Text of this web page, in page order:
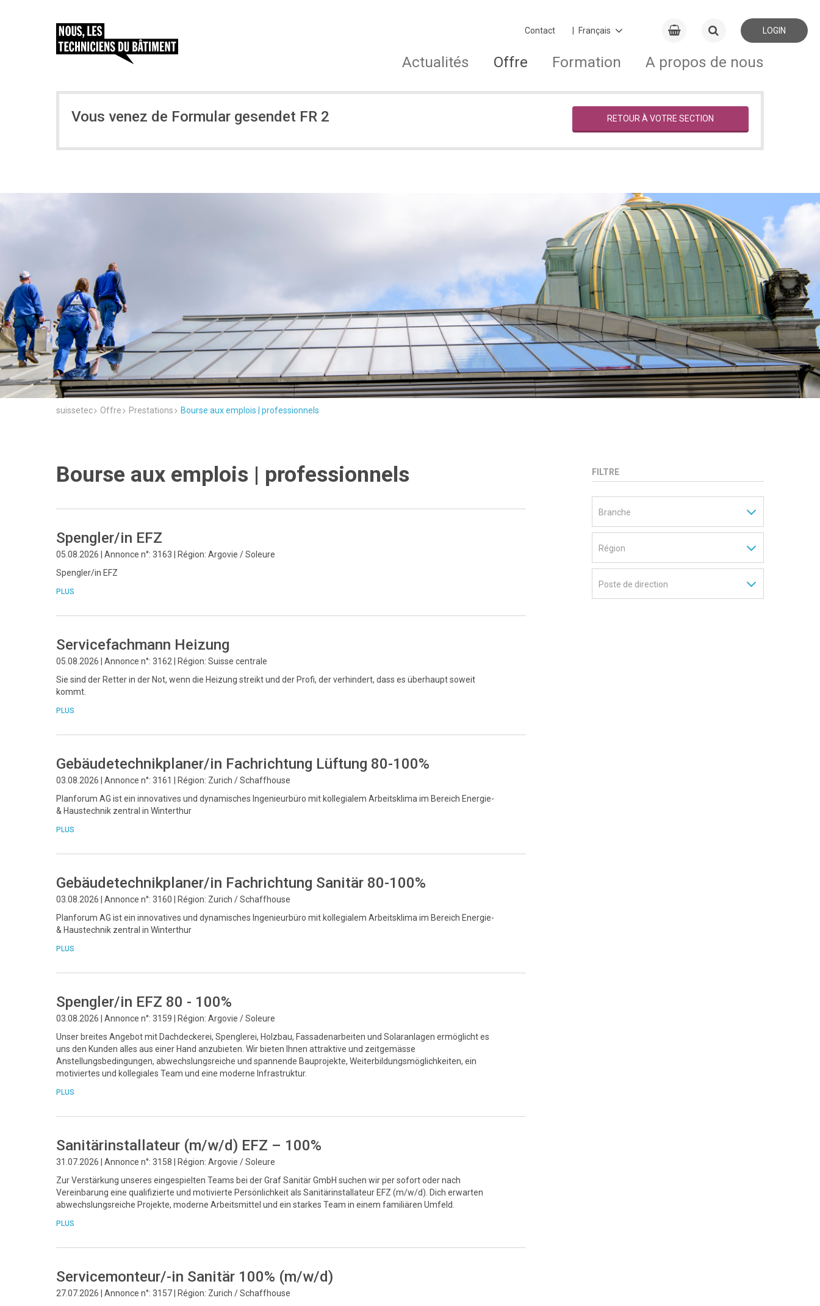
Contact LOGIN
Actualités Offre Formation A propos de nous
Vous venez de Formular gesendet FR 2 RETOUR À VOTRE SECTION
suissetec Offre Prestations Bourse aux emplois | professionnels
Bourse aux emplois | professionnels
Spengler/in EFZ
05.08.2026 | Annonce n°: 3163 | Région: Argovie / Soleure
Spengler/in EFZ
PLUS
Servicefachmann Heizung
05.08.2026 | Annonce n°: 3162 | Région: Suisse centrale
Sie sind der Retter in der Not, wenn die Heizung streikt und der Profi, der verhindert, dass es überhaupt soweit
kommt.
PLUS
Gebäudetechnikplaner/in Fachrichtung Lüftung 80-100%
03.08.2026 | Annonce n°: 3161 | Région: Zurich / Schaffhouse
Planforum AG ist ein innovatives und dynamisches Ingenieurbüro mit kollegialem Arbeitsklima im Bereich Energie-
& Haustechnik zentral in Winterthur
PLUS
Gebäudetechnikplaner/in Fachrichtung Sanitär 80-100%
03.08.2026 | Annonce n°: 3160 | Région: Zurich / Schaffhouse
Planforum AG ist ein innovatives und dynamisches Ingenieurbüro mit kollegialem Arbeitsklima im Bereich Energie-
& Haustechnik zentral in Winterthur
PLUS
Spengler/in EFZ 80 - 100%
03.08.2026 | Annonce n°: 3159 | Région: Argovie / Soleure
Unser breites Angebot mit Dachdeckerei, Spenglerei, Holzbau, Fassadenarbeiten und Solaranlagen ermöglicht es
uns den Kunden alles aus einer Hand anzubieten. Wir bieten Ihnen attraktive und zeitgemässe
Anstellungsbedingungen, abwechslungsreiche und spannende Bauprojekte, Weiterbildungsmöglichkeiten, ein
motiviertes und kollegiales Team und eine moderne Infrastruktur.
PLUS
Sanitärinstallateur (m/w/d) EFZ – 100%
31.07.2026 | Annonce n°: 3158 | Région: Argovie / Soleure
Zur Verstärkung unseres eingespielten Teams bei der Graf Sanitär GmbH suchen wir per sofort oder nach
Vereinbarung eine qualifizierte und motivierte Persönlichkeit als Sanitärinstallateur EFZ (m/w/d). Dich erwarten
abwechslungsreiche Projekte, moderne Arbeitsmittel und ein starkes Team in einem familiären Umfeld.
PLUS
Servicemonteur/-in Sanitär 100% (m/w/d)
27.07.2026 | Annonce n°: 3157 | Région: Zurich / Schaffhouse
FILTRE